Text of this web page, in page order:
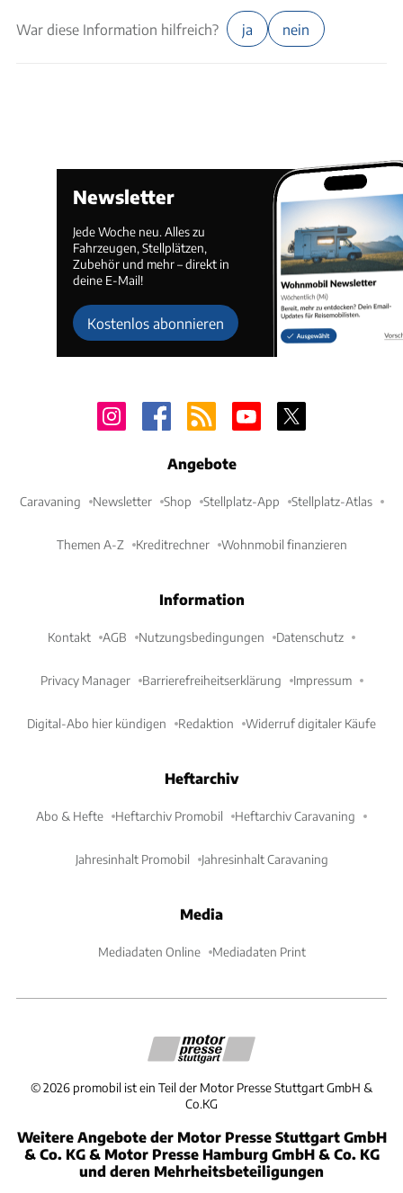
War diese Information hilfreich? ja nein
Newsletter
Jede Woche neu. Alles zu
Fahrzeugen, Stellplätzen,
Zubehör und mehr – direkt in
deine E-Mail!
Kostenlos abonnieren
Angebote
Caravaning Newsletter Shop Stellplatz-App Stellplatz-Atlas
Themen A-Z Kreditrechner Wohnmobil finanzieren
Information
Kontakt AGB Nutzungsbedingungen Datenschutz
Privacy Manager Barrierefreiheitserklärung Impressum
Digital-Abo hier kündigen Redaktion Widerruf digitaler Käufe
Heftarchiv
Abo & Hefte Heftarchiv Promobil Heftarchiv Caravaning
Jahresinhalt Promobil Jahresinhalt Caravaning
Media
Mediadaten Online Mediadaten Print
©2026 promobil ist ein Teil der Motor Presse Stuttgart GmbH &
Co.KG
Weitere Angebote der Motor Presse Stuttgart GmbH
& Co. KG & Motor Presse Hamburg GmbH & Co. KG
und deren Mehrheitsbeteiligungen